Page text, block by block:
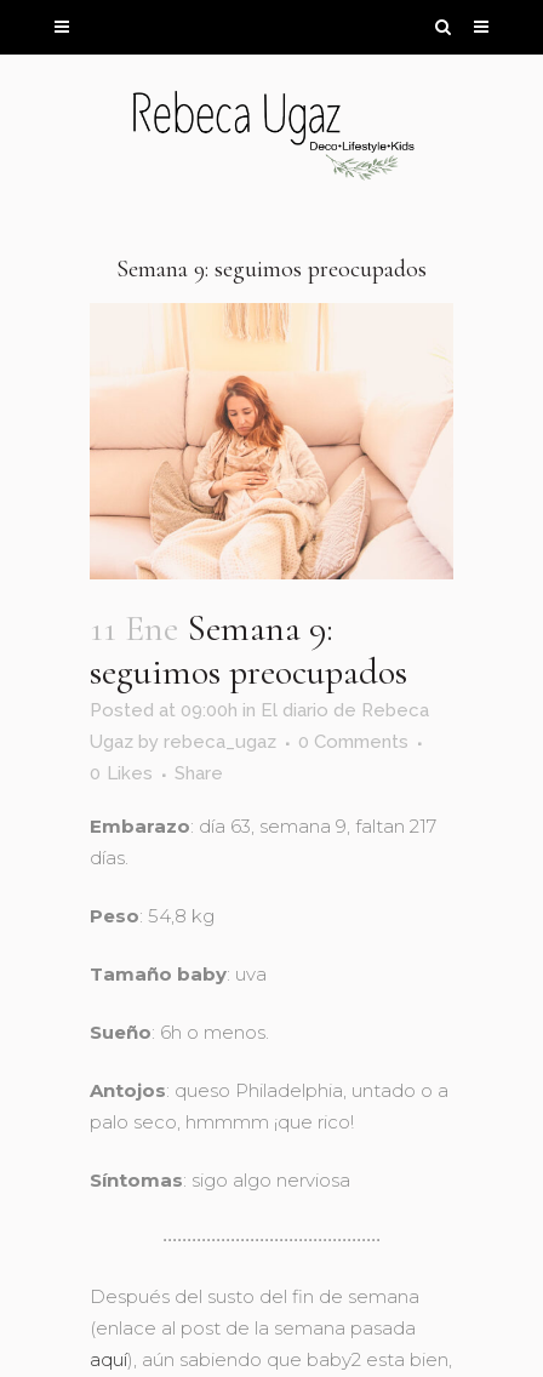
Semana 9: seguimos preocupados
11 Ene Semana 9:
seguimos preocupados
Posted at 09:00h in El diario de Rebeca
Ugaz by rebeca_ugaz
0 Comments
0 Likes Share
Embarazo: día 63, semana 9, faltan 217
días.
Peso: 54,8 kg
Tamaño baby: uva
Sueño: 6h o menos.
Antojos: queso Philadelphia, untado o a
palo seco, hmmmm ¡que rico!
Síntomas: sigo algo nerviosa
•••••••••••••••••••••••••••••••••••••••••••••
Después del susto del fin de semana
(enlace al post de la semana pasada
aquí), aún sabiendo que baby2 esta bien,